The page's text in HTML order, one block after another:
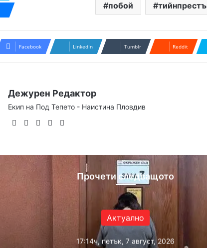
побой
Facebook LinkedIn Tumblr Reddit
Дежурен Редактор
Екип на Под Тепето - Наистина Пловдив
WebsiteFacebook
X YouTube
Прочети следващото
Актуално
17:14ч, петък, 7 август, 2026